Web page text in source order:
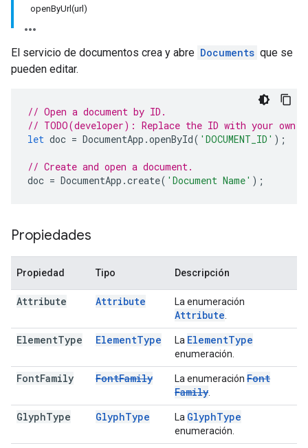
openByUrl(url)
El servicio de documentos crea y abre Documents que se
pueden editar.
// Open a document by ID.
// TODO(developer): Replace the ID with your own.
let doc = DocumentApp .openById( 'DOCUMENT_ID' );
// Create and open a document.
doc = DocumentApp .create( 'Document Name' );
Propiedades
Propiedad Tipo Descripción
Attribute Attribute La enumeración
Attribute
ElementType ElementType La ElementType
enumeración.
FontFamily FontFamily La enumeración Font
Family
GlyphType GlyphType La GlyphType
enumeración.